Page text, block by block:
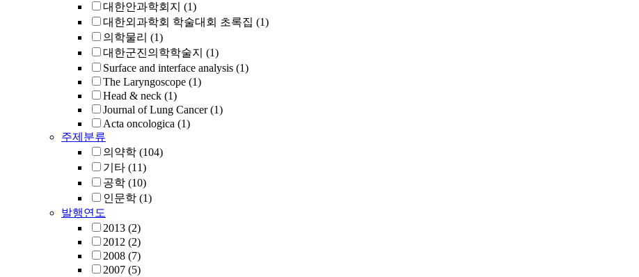
대한안과학회지 (1)
대한외과학회 학술대회 초록집 (1)
의학물리 (1)
대한군진의학학술지 (1)
Surface and interface analysis (1)
The Laryngoscope (1)
Head & neck (1)
Journal of Lung Cancer (1)
Acta oncologica (1)
주제분류
의약학 (104)
기타 (11)
공학 (10)
인문학 (1)
발행연도
2013 (2)
2012 (2)
2008 (7)
2007 (5)